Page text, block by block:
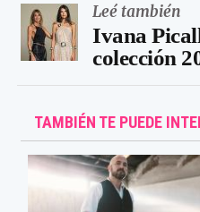
Leé también
Ivana
colección
TAMBIÉN TE PUEDE